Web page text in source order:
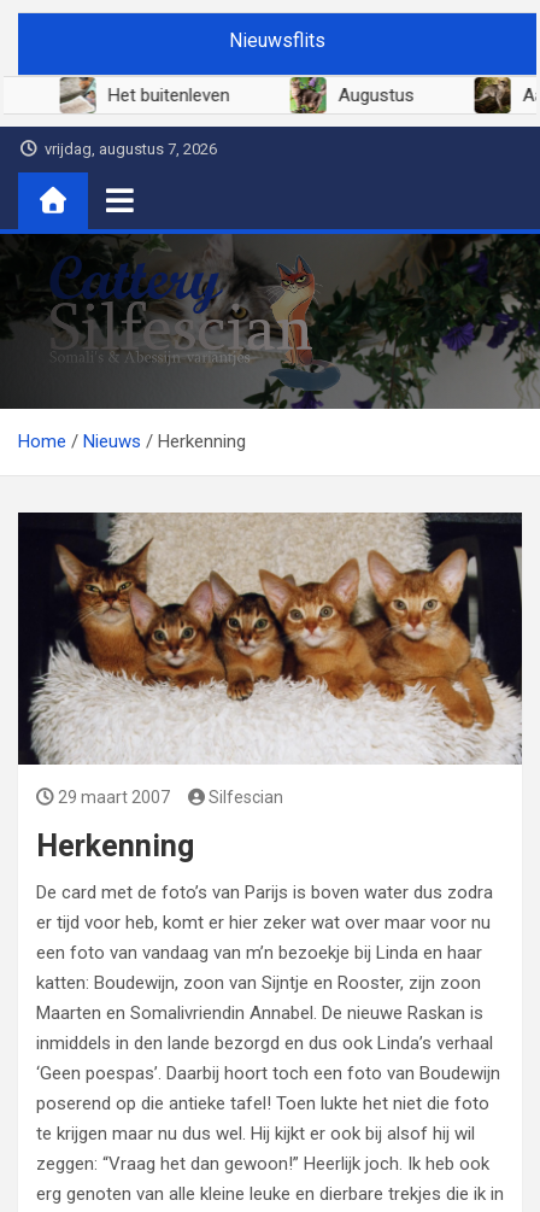
Ga
de
Nieuwsflits
Juni 2026 Het buitenleven Augustus
vrijdag, augustus 7, 2026
Cattery Silfescian
Somali's en soms Abessijn-variantjes
Home
Nieuws Herkenning
29 maart 2007 Silfescian
Herkenning
De card met de foto’s van Parijs is boven water dus zodra
er tijd voor heb, komt er hier zeker wat over maar voor nu
een foto van vandaag van m’n bezoekje bij Linda en haar
katten: Boudewijn, zoon van Sijntje en Rooster, zijn zoon
Maarten en Somalivriendin Annabel. De nieuwe Raskan is
inmiddels in den lande bezorgd en dus ook Linda’s verhaal
‘Geen poespas’. Daarbij hoort toch een foto van Boudewijn
poserend op die antieke tafel! Toen lukte het niet die foto
te krijgen maar nu dus wel. Hij kijkt er ook bij alsof hij wil
zeggen: “Vraag het dan gewoon!” Heerlijk joch. Ik heb ook
erg genoten van alle kleine leuke en dierbare trekjes die ik in